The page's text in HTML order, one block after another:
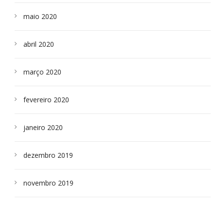
maio 2020
abril 2020
março 2020
fevereiro 2020
janeiro 2020
dezembro 2019
novembro 2019